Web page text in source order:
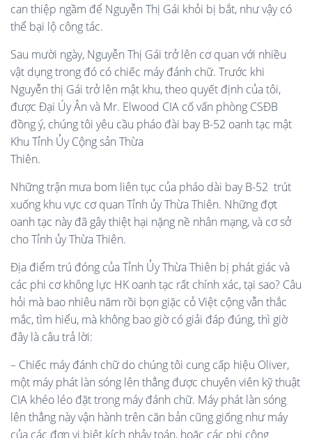
can thiệp ngầm để Nguyễn Thị Gái khỏi bị bắt, như vậy có
thể bại lộ công tác.
Sau mười ngày, Nguyễn Thị Gái trở lên cơ quan với nhiều
vật dụng trong đó có chiếc máy đánh chữ. Trước khi
Nguyễn thị Gái trở lên mật khu, theo quyết định của tôi,
được Đại Úy Ân và Mr. Elwood CIA cố vấn phòng CSĐB
đồng ý, chúng tôi yêu cầu pháo đài bay B-52 oanh tạc mật
Khu Tỉnh Ủy Cộng sản Thừa
Thiên.
Những trận mưa bom liên tục của pháo dài bay B-52 trút
xuống khu vực cơ quan Tỉnh ủy Thừa Thiên. Những đợt
oanh tạc này đã gây thiệt hại nặng nề nhân mạng, và cơ sở
cho Tỉnh ủy Thừa Thiên.
Địa điểm trú đóng của Tỉnh Ủy Thừa Thiên bị phát giác và
các phi cơ không lực HK oanh tạc rất chính xác, tại sao? Câu
hỏi mà bao nhiêu năm rồi bọn giặc cỏ Việt cộng vẫn thắc
mắc, tìm hiểu, mà không bao giờ có giải đáp đúng, thì giờ
đây là câu trả lời:
– Chiếc máy đánh chữ do chúng tôi cung cấp hiệu Oliver,
một máy phát làn sóng lên thẳng được chuyên viên kỹ thuật
CIA khéo léo đặt trong máy đánh chữ. Máy phát làn sóng
lên thẳng này vận hành trên căn bản cũng giống như máy
của các đơn vị biệt kích nhảy toán, hoặc các phi công